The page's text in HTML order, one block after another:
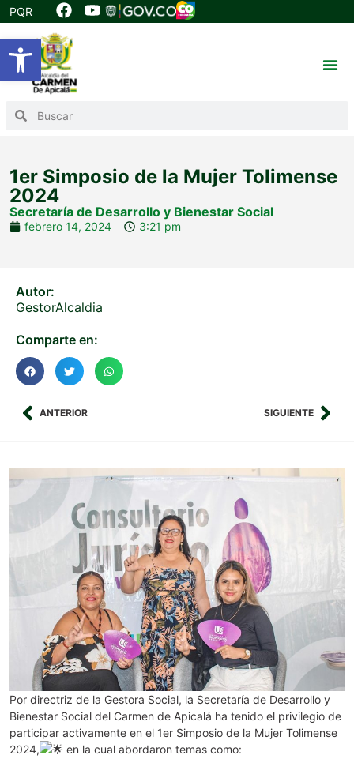
Abrir barra de herramientas
PQR
1er Simposio de la Mujer Tolimense
2024
Secretaría de Desarrollo y Bienestar Social
febrero 14, 2024 3:21 pm
Autor:
GestorAlcaldia
Comparte en:
ANTERIOR SIGUIENTE
Por directriz de la Gestora Social, la Secretaría de Desarrollo y
Bienestar Social del Carmen de Apicalá ha tenido el privilegio de
participar activamente en el 1er Simposio de la Mujer Tolimense
2024,
en la cual abordaron temas como: